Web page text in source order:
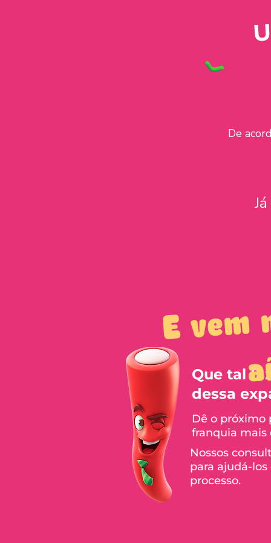
De
Que tal
dessa
Dê o próximo
franquia
Nossos
para ajudá-
processo.
E